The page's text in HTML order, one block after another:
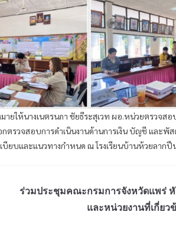
ให้นางเนตรนภา ชัยธีระสุเวท ผอ.หน่วยตรวจสอ
วจสอบการดำเนินงานด้านการเงิน บัญชี และพัสดุ
บและแนวทางกำหนด ณ โรงเรียนบ้านห้วยลากปื
ร่วมประชุมคณะกรมการจังหวัดแพร่
และหน่วยงานที่เกี่ยว